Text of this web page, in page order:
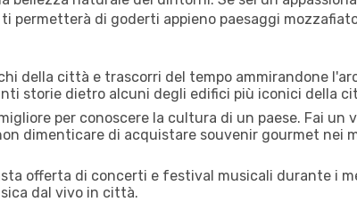
permetterà di goderti appieno paesaggi
della città e trascorri del tempo ammirandone
storie dietro alcuni degli edifici più iconici della
per conoscere la cultura di un paese. Fai un
dimenticare di acquistare souvenir gourmet nei
offerta di concerti e festival musicali durante i
dal vivo in città.